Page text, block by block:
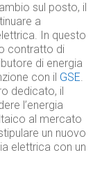
sul posto, il
a
In questo
contratto di
di energia
con il GSE.
dedicato, il
l’energia
al mercato
un nuovo
elettrica con un